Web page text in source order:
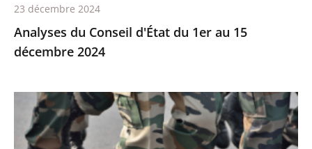
Analyses du Conseil d'État du 1er au 15
décembre 2024
23 décembre 2024
[Éclairage]
création